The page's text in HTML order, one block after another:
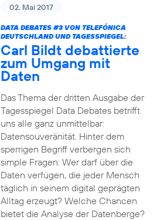
02. Mai 2017
DATA DEBATES #3VON TELEFÓNICA
DEUTSCHLAND UND TAGESSPIEGEL:
Carl Bildt debattierte
zum Umgang mit
Daten
Das Thema der dritten Ausgabe der
Tagesspiegel Data Debates betrifft
uns alle ganz unmittelbar:
Datensouveränität. Hinter dem
sperrigen Begriff verbergen sich
simple Fragen: Wer darf über die
Daten verfügen, die jeder Mensch
täglich in seinem digital geprägten
Alltag erzeugt? Welche Chancen
bietet die Analyse der Datenberge?